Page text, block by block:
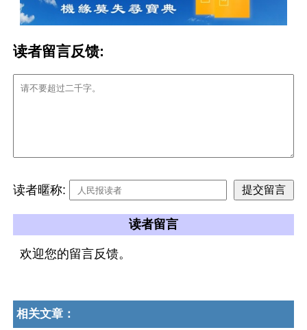
读者留言反馈:
读者暱称:
读者留言
欢迎您的留言反馈。
相关文章：